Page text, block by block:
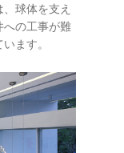
球体を支え
への工事が難
ます。